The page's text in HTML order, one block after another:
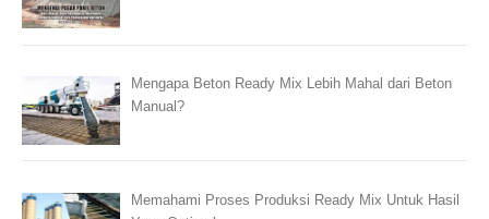
Mengapa Beton Ready Mix Lebih Mahal dari Beton
Manual?
Memahami Proses Produksi Ready Mix Untuk Hasil